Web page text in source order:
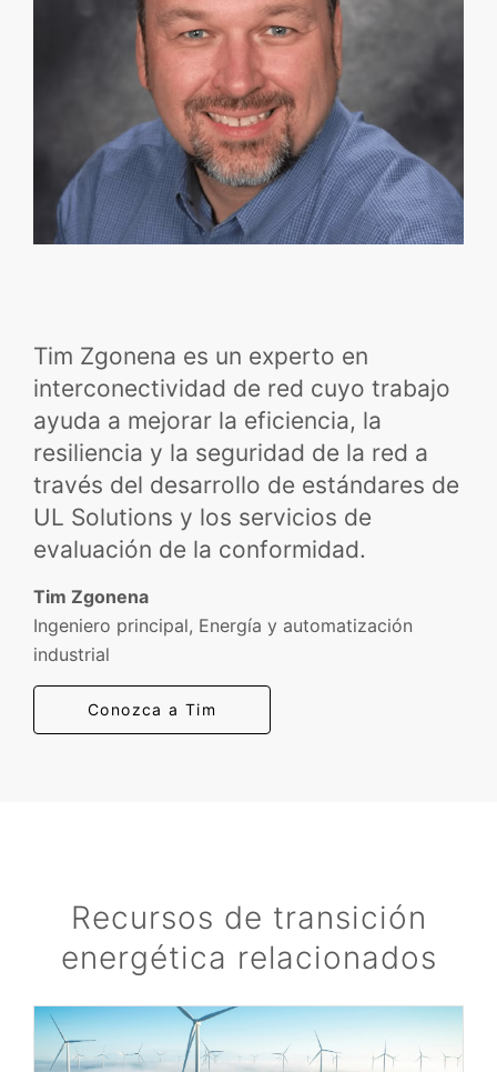
Tim Zgonena es un experto en
interconectividad de red cuyo trabajo
ayuda a mejorar la eficiencia, la
resiliencia y la seguridad de la red a
través del desarrollo de estándares de
UL Solutions y los servicios de
evaluación de la conformidad.
Tim Zgonena
Ingeniero principal, Energía y automatización
industrial
Conozca a Tim
Recursos de transición
energética relacionados